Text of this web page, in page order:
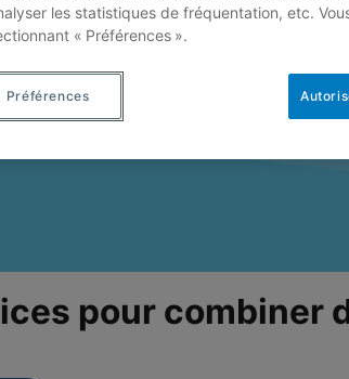
pour combiner
les statistiques de fréquentation, etc.
« Préférences ».
Préférences